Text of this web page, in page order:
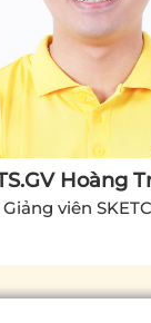
Hoàng
Giảng viên